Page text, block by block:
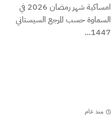
امساكية شهر رمضان 2026 في
السماوة حسب المرجع السيستاني
1447...
منذ عام